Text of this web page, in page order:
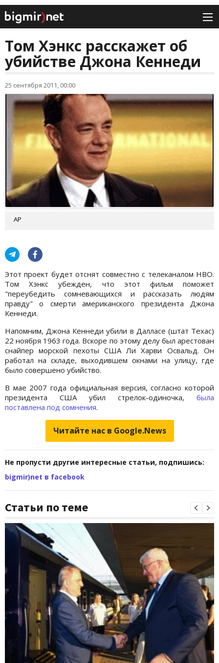
Том Хэнкс расскажет об
убийстве Джона Кеннеди
25 сентября 2011, 00:00
АР
Этот проект будет отснят совместно с телеканалом НВО.
Том Хэнкс убежден, что этот фильм поможет
"переубедить сомневающихся и рассказать людям
правду" о смерти американского президента Джона
Кеннеди.
Напомним, Джона Кеннеди убили в Далласе (штат Техас)
22 ноября 1963 года. Вскоре по этому делу был арестован
снайпер морской пехоты США Ли Харви Освальд. Он
работал на складе, выходившем окнами на улицу, где
было совершено убийство.
В мае 2007 года официальная версия, согласно которой
президента США убил стрелок-одиночка, была
поставлена под сомнения.
Читайте нас в Google.News
Не пропусти другие интересные статьи, подпишись:
bigmir)net в facebook
Статьи по теме